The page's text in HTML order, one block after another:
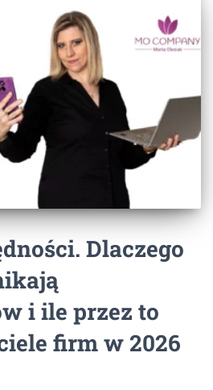
Dlaczego
i ile przez to
firm w 2026